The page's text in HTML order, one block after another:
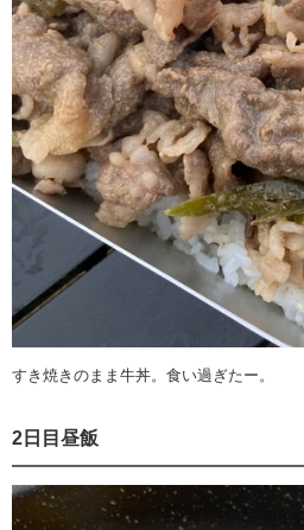
すき焼きのまま牛丼。食い過ぎたー。
2日目昼飯